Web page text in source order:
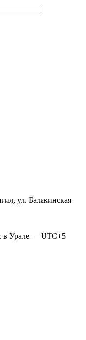
ул. Балакинская
в Урале — UTC+5